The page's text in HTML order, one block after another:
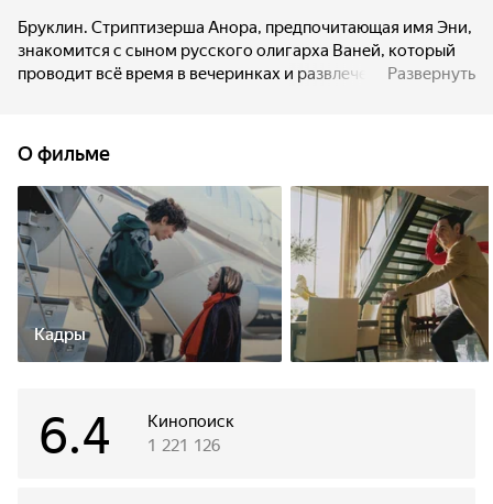
Бруклин. Стриптизерша Анора, предпочитающая имя Эни,
знакомится с сыном русского олигарха Ваней, который
проводит всё время в вечеринках и развлечениях. Вскоре
об этом из газет, родители Вани приходят в ярость
и срочно вылетают из России в США, а разобраться
в ситуации велят нью-йоркскому армянину Торосу,
который должен был присматривать за их сыном.
Развернуть
О фильме
Кадры
Кинопоиск
6.4 1 221 126